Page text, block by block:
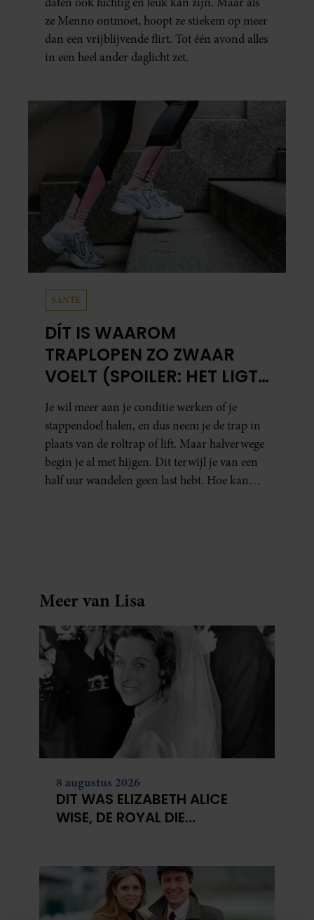
ze Menno ontmoet, hoopt ze stiekem op meer
dan een vrijblijvende flirt. Tot één avond alles
in een heel ander daglicht zet.
SANTE
DÍT IS WAAROM
TRAPLOPEN ZO ZWAAR
VOELT (SPOILER: HET LIGT
NIET AAN JE CONDITIE)
Je wil meer aan je conditie werken of je
stappendoel halen, en dus neem je de trap in
plaats van de roltrap of lift. Maar halverwege
begin je al met hijgen. Dit terwijl je van een
half uur wandelen geen last hebt. Hoe kan
Meer van Lisa
8 augustus 2026
DIT WAS ELIZABETH ALICE
WISE, DE ROYAL DIE